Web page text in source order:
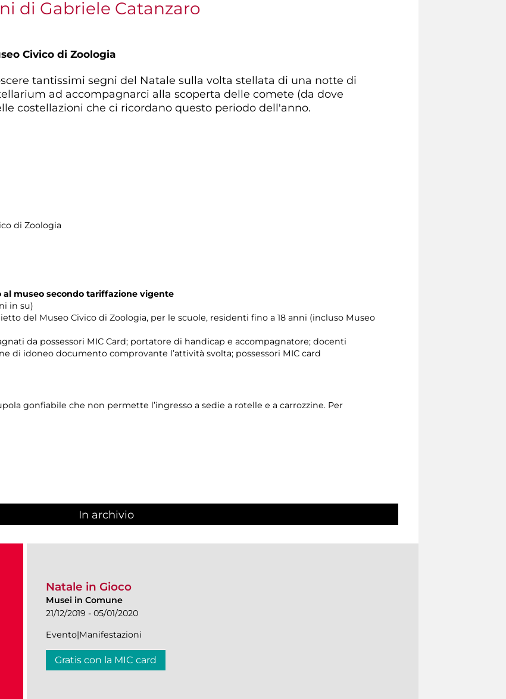
di Gabriele Catanzaro
Civico di Zoologia
tantissimi segni del Natale sulla volta stellata di una notte di
ad accompagnarci alla scoperta delle comete (da dove
costellazioni che ci ricordano questo periodo dell'anno.
di Zoologia
museo secondo tariffazione vigente
in su)
del Museo Civico di Zoologia, per le scuole, residenti fino a 18 anni (incluso Museo
da possessori MIC Card; portatore di handicap e accompagnatore; docenti
di idoneo documento comprovante l’attività svolta; possessori MIC card
gonfiabile che non permette l’ingresso a sedie a rotelle e a carrozzine. Per
In archivio
Natale in Gioco
Musei in Comune
21/12/2019 - 05/01/2020
Evento|Manifestazioni
Gratis con la MIC card